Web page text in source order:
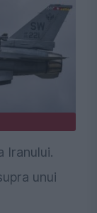
Iranului.
unui